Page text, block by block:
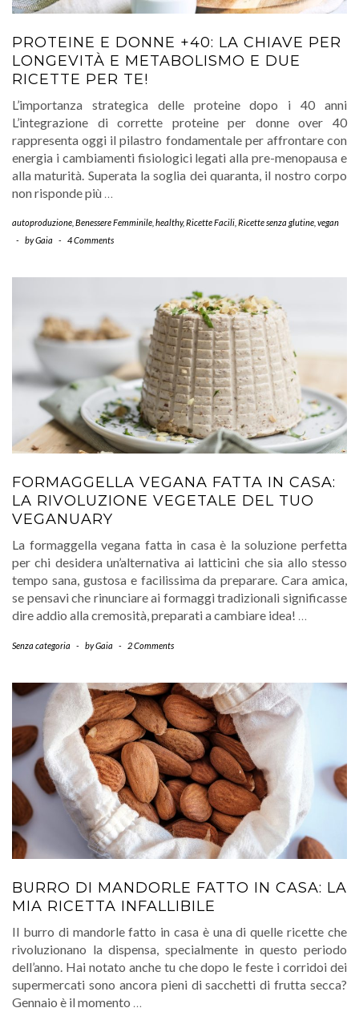
PROTEINE E DONNE +40: LA CHIAVE PER
LONGEVITÀ E METABOLISMO E DUE
RICETTE PER TE!
L’importanza strategica delle proteine dopo i 40 anni
L’integrazione di corrette proteine per donne over 40
rappresenta oggi il pilastro fondamentale per affrontare con
energia i cambiamenti fisiologici legati alla pre-menopausa e
alla maturità. Superata la soglia dei quaranta, il nostro corpo
non risponde più …
autoproduzione Benessere Femminile healthy,Ricette Facili Ricette senza glutine vegan
-
byGaia - 4 Comments
FORMAGGELLA VEGANA FATTA IN CASA:
LA RIVOLUZIONE VEGETALE DEL TUO
VEGANUARY
La formaggella vegana fatta in casa è la soluzione perfetta
per chi desidera un’alternativa ai latticini che sia allo stesso
tempo sana, gustosa e facilissima da preparare. Cara amica,
se pensavi che rinunciare ai formaggi tradizionali significasse
dire addio alla cremosità, preparati a cambiare idea! …
Senza categoria - byGaia - 2 Comments
BURRO DI MANDORLE FATTO IN CASA: LA
MIA RICETTA INFALLIBILE
Il burro di mandorle fatto in casa è una di quelle ricette che
rivoluzionano la dispensa, specialmente in questo periodo
dell’anno. Hai notato anche tu che dopo le feste i corridoi dei
supermercati sono ancora pieni di sacchetti di frutta secca?
Gennaio è il momento …